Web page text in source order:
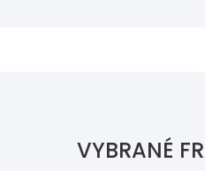
VYBRANÉ